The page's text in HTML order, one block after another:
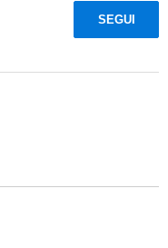
SEGUI